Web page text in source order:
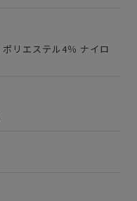
リエステル4％ ナイロ